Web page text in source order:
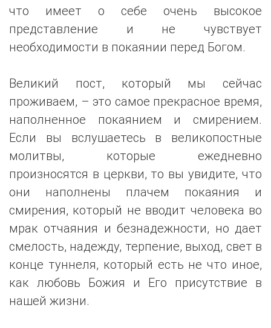
что имеет о себе очень высокое
представление и не чувствует
необходимости в покаянии перед Богом.
Великий пост, который мы сейчас
проживаем, – это самое прекрасное время,
наполненное покаянием и смирением.
Если вы вслушаетесь в великопостные
молитвы, которые ежедневно
произносятся в церкви, то вы увидите, что
они наполнены плачем покаяния и
смирения, который не вводит человека во
мрак отчаяния и безнадежности, но дает
смелость, надежду, терпение, выход, свет в
конце туннеля, который есть не что иное,
как любовь Божия и Его присутствие в
нашей жизни.